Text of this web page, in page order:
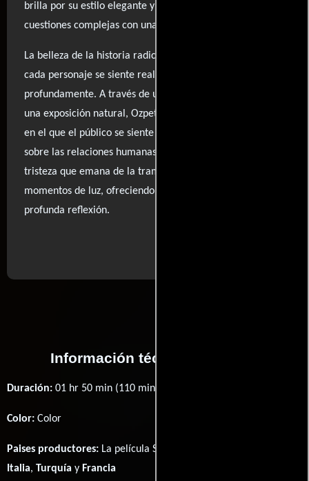
brilla por su estilo elegante y su capacidad para abordar
cuestiones complejas con una delicadeza sorprendente.
La belleza de la historia radica en su autenticidad, donde
cada personaje se siente real y sus luchas resonan
profundamente. A través de una dirección cuidadosa y
una exposición natural, Ozpetek logra crear un ambiente
en el que el público se siente inmerso, reflexionando
sobre las relaciones humanas y la fragilidad de la vida. La
tristeza que emana de la trama se entrelaza con
momentos de luz, ofreciendo un balance que provoca una
profunda reflexión.
Información técnica y general
Duración: 01 hr 50 min (110 minutos) .
Color: Color
Paises productores: La película Saturno contro fué producida en
Italia, Turquía y Francia